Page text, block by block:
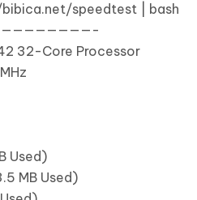
speedtest | bash
32-Core Processor
Used)
MB Used)